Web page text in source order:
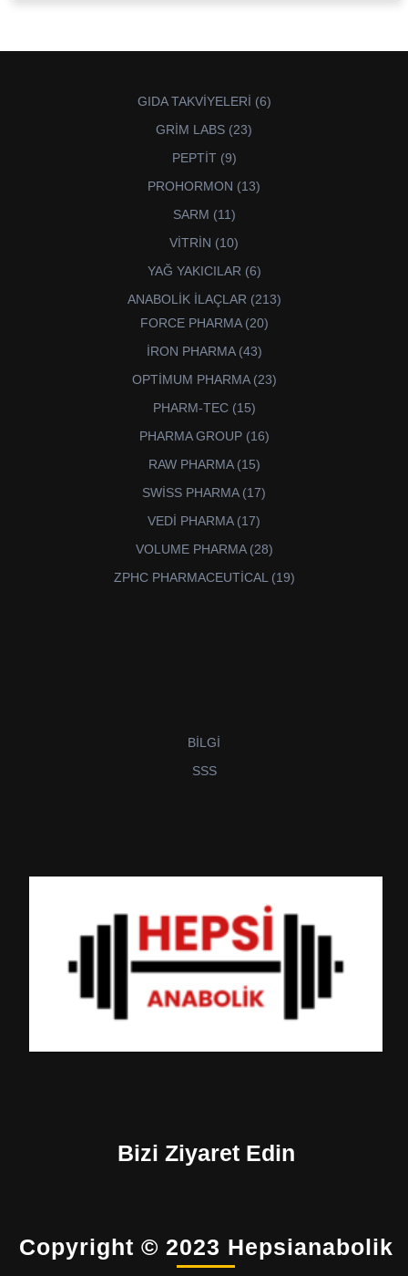
GIDA TAKVİYELERİ 66
GRİM LABS 2323
PEPTİT 99
PROHORMON 1313
SARM 1111
VİTRİN 1010
YAĞ YAKICILAR 66
ANABOLİK İLAÇLAR 213213
FORCE PHARMA 2020
İRON PHARMA 4343
OPTİMUM PHARMA 2323
PHARM-TEC 1515
PHARMA GROUP 1616
RAW PHARMA 1515
SWİSS PHARMA 1717
VEDİ PHARMA 1717
VOLUME PHARMA 2828
ZPHC PHARMACEUTİCAL 1919
BİLGİ
SSS
Bizi Ziyaret Edin
Copyright © 2023 Hepsianabolik